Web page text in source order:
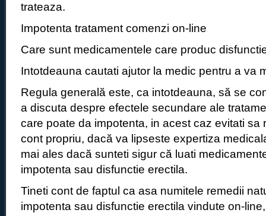
trateaza.
Impotenta tratament comenzi on-line
Care sunt medicamentele care produc
Intotdeauna cautati ajutor la medic pentru a va
Regula generală este, ca intotdeauna, să se
a discuta despre efectele secundare ale
care poate da impotenta, in acest caz evitati sa
cont propriu, dacă va lipseste expertiza
mai ales dacă sunteti sigur că luati
impotenta sau disfunctie erectila.
Tineti cont de faptul ca asa numitele remedii
impotenta sau disfunctie erectila vindute on-